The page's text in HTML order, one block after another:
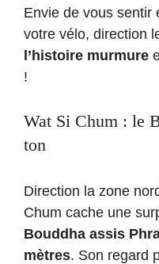
Envie de vous sentir
votre vélo, direction
l’histoire murmure
!
Wat Si Chum : le
ton
Direction la zone
Chum cache une
Bouddha assis
mètres. Son regard